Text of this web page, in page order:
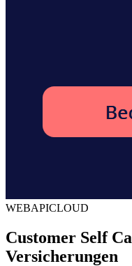
WEBAPICLOUD
Customer Self
Versicherungen